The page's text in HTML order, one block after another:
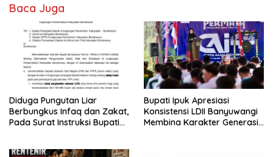
Baca Juga
Diduga Pungutan Liar
Berbungkus Infaq dan Zakat,
Pada Surat Instruksi Bupati
Bupati Ipuk Apresiasi
Konsistensi LDII Banyuwangi
Membina Karakter Generasi